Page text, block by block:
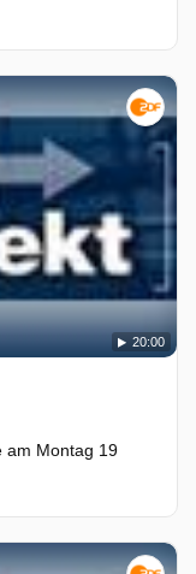
20:00
am Montag 19